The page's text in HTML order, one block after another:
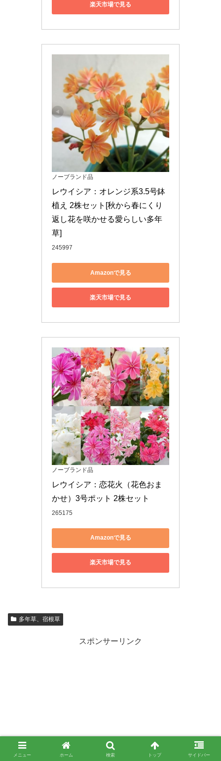
楽天市場で見る
ノーブランド品
レウイシア：オレンジ系3.5号鉢
植え 2株セット[秋から春にくり
返し花を咲かせる愛らしい多年
草]
245997
Amazonで見る
楽天市場で見る
ノーブランド品
レウイシア：恋花火（花色おま
かせ）3号ポット 2株セット
265175
Amazonで見る
楽天市場で見る
多年草、宿根草
スポンサーリンク
メニュー ホーム 検索 トップ サイドバー